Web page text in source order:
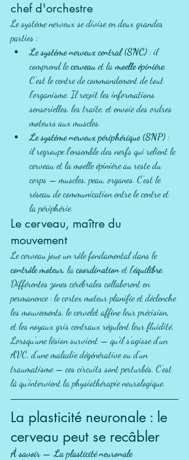
chef d'orchestre
Le système nerveux se divise en deux grandes
parties :
Le système nerveux central (SNC) : il
comprend le cerveau et la moelle épinière.
C'est le centre de commandement de tout
l'organisme. Il reçoit les informations
sensorielles, les traite, et envoie des ordres
moteurs aux muscles.
Le système nerveux périphérique (SNP) :
il regroupe l'ensemble des nerfs qui relient le
cerveau et la moelle épinière au reste du
corps — muscles, peau, organes. C'est le
réseau de communication entre le centre et
la périphérie.
Le cerveau, maître du
mouvement
Le cerveau joue un rôle fondamental dans le
contrôle moteur, la coordination et l'équilibre.
Différentes zones cérébrales collaborent en
permanence : le cortex moteur planifie et déclenche
les mouvements, le cervelet affine leur précision,
et les noyaux gris centraux régulent leur fluidité.
Lorsqu'une lésion survient — qu'il s'agisse d'un
AVC, d'une maladie dégénérative ou d'un
traumatisme — ces circuits sont perturbés. C'est
là qu'intervient la physiothérapie neurologique.
La plasticité neuronale : le
cerveau peut se recâbler
À savoir — La plasticité neuronale